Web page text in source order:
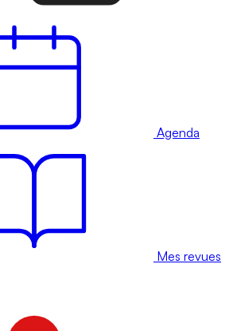
Agenda
Mes revues